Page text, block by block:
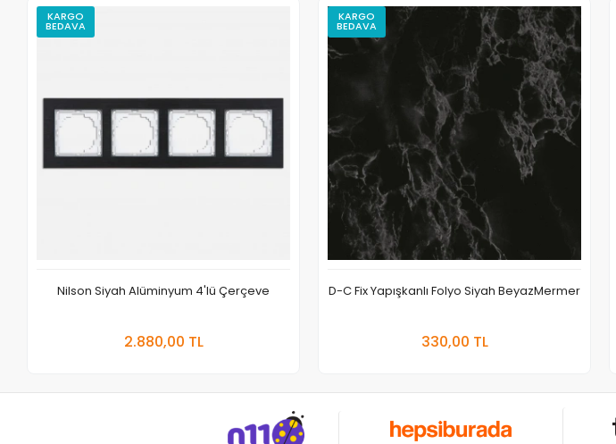
KARGO
BEDAVA
Nilson Siyah Alüminyum 4'lü Çerçeve
2.880,00 TL
KARGO
BEDAVA
D-C Fix Yapışkanlı Folyo Siyah BeyazMermer
330,00 TL